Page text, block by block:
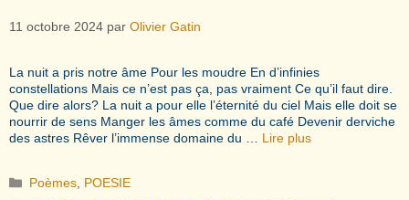
11 octobre 2024 par Olivier Gatin
La nuit a pris notre âme Pour les moudre En d’infinies
constellations Mais ce n’est pas ça, pas vraiment Ce qu’il faut dire.
Que dire alors? La nuit a pour elle l’éternité du ciel Mais elle doit se
nourrir de sens Manger les âmes comme du café Devenir derviche
des astres Rêver l’immense domaine du … Lire plus
Catégories
Poèmes POESIE